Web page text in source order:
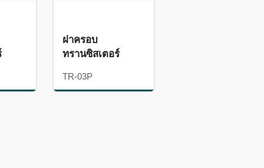
ฝาครอบ
ทรานซิสเตอร์
TR-03P